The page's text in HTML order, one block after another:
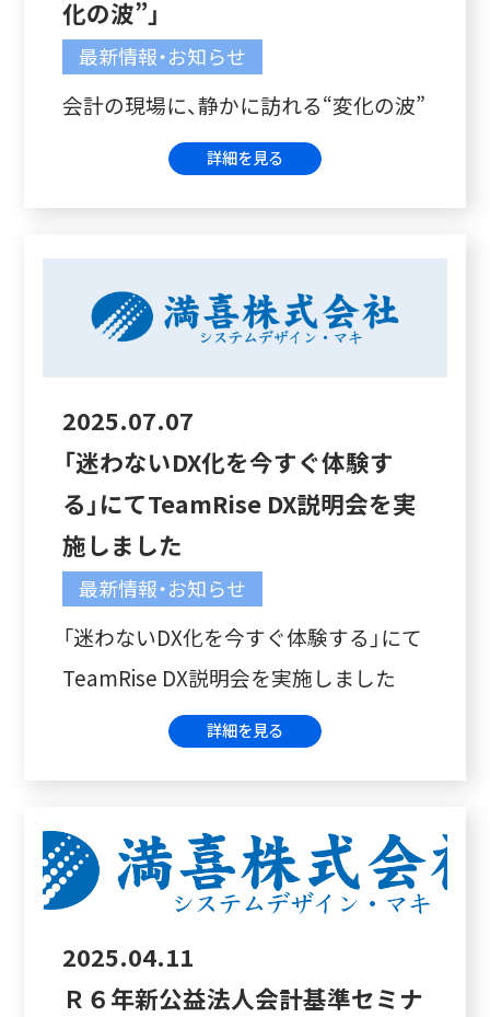
化の波”」
最新情報・お知らせ
会計の現場に、静かに訪れる“変化の波”
詳細を見る
2025.07.07
「迷わないDX化を今すぐ体験す
る」にてTeamRise DX説明会を実
施しました
最新情報・お知らせ
「迷わないDX化を今すぐ体験する」にて
TeamRise DX説明会を実施しました
詳細を見る
2025.04.11
Ｒ６年新公益法人会計基準セミナ